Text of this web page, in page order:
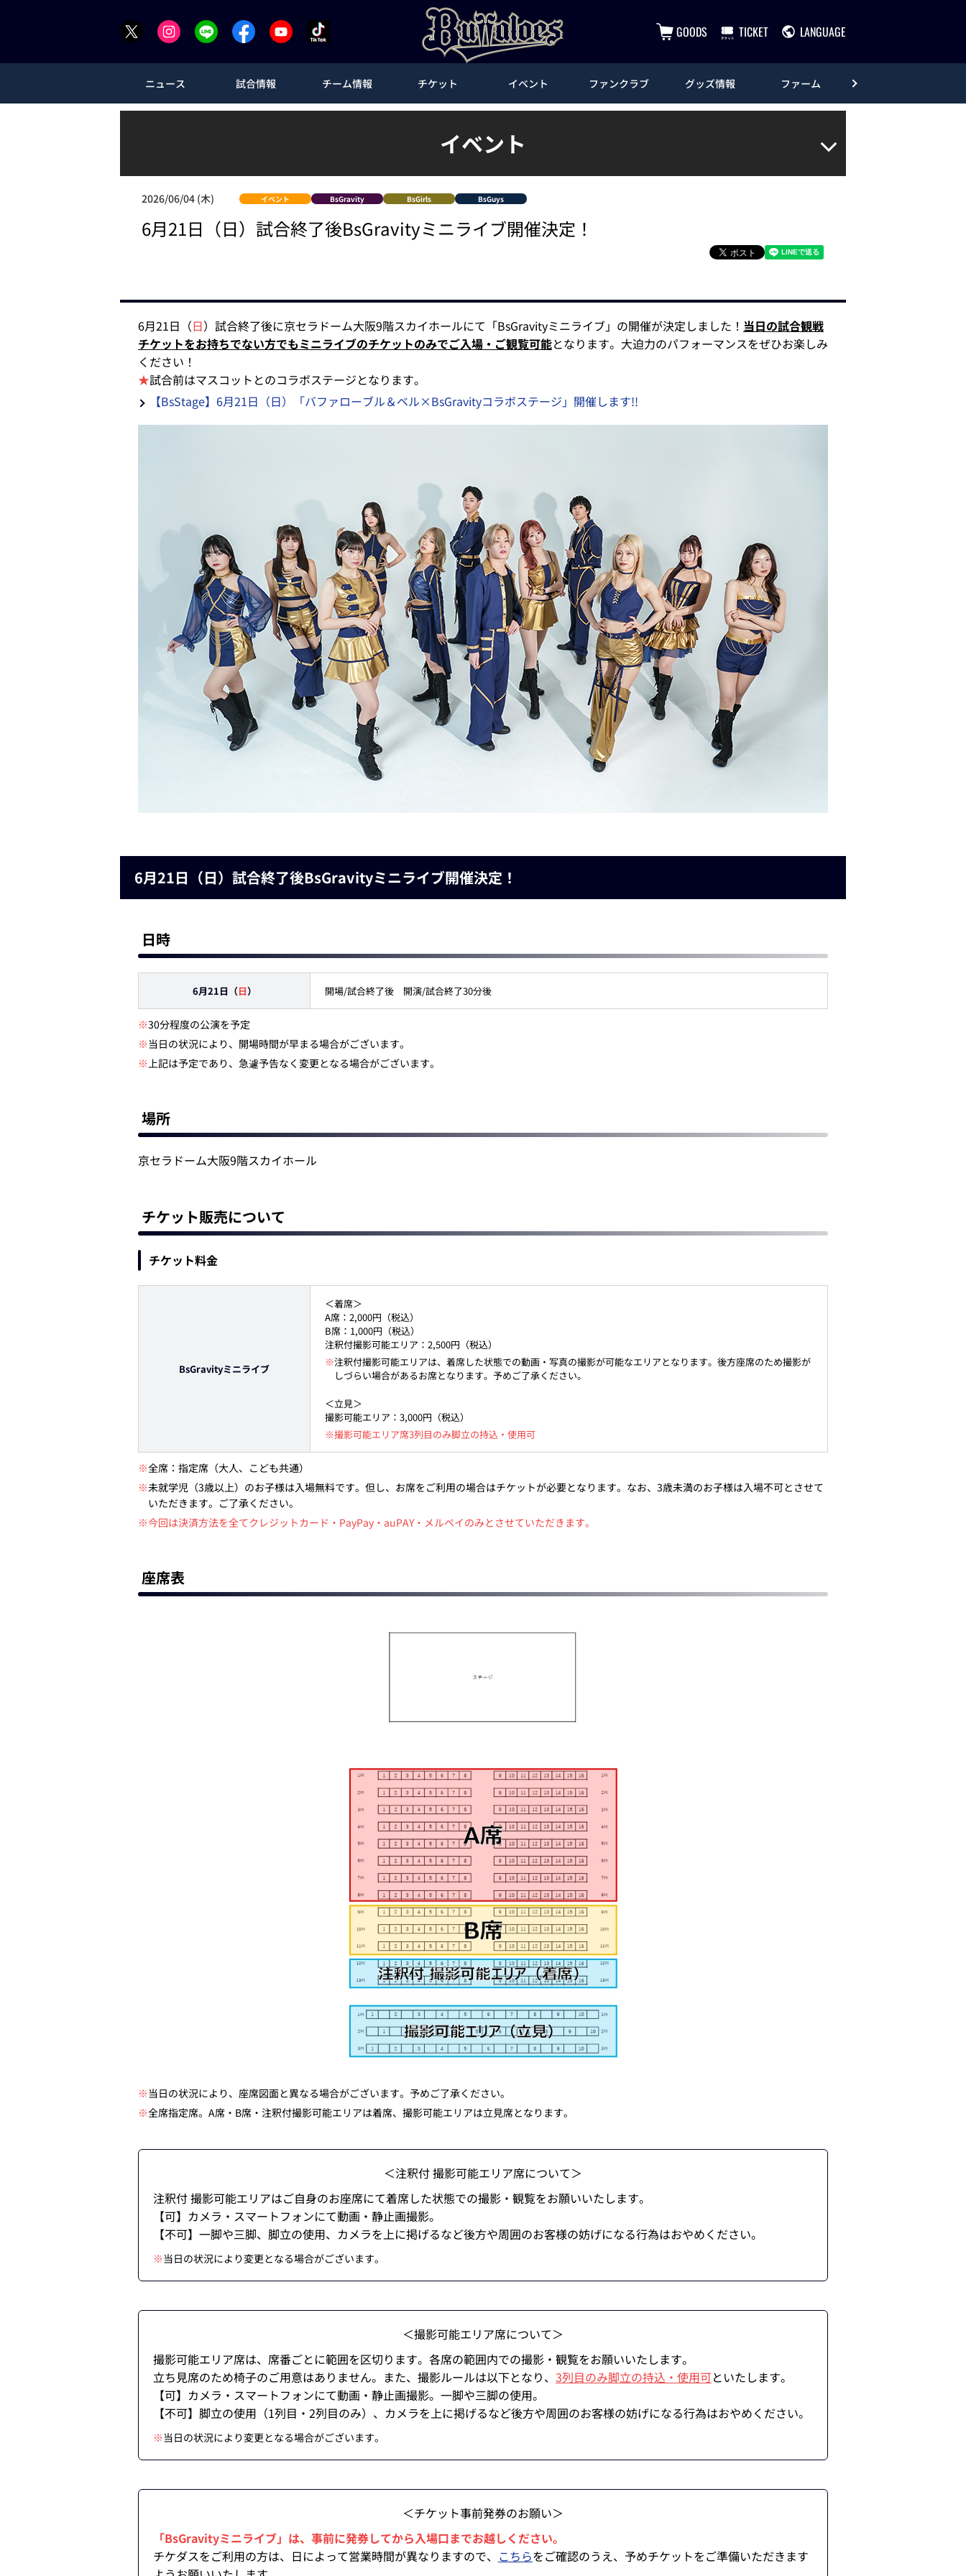
GOODS TICKET LANGUAGE
ニュース 試合情報 チーム情報 チケット イベント ファンクラブ グッズ情報 ファーム
イベント
2026/06/04 (木) イベント BsGravity BsGirls BsGuys
6月21日（日）試合終了後BsGravityミニライブ開催決定！
6月21日（日）試合終了後に京セラドーム大阪9階スカイホールにて「BsGravityミニライブ」の開催が決定しました！ 当日の試合観戦
チケットをお持ちでない方でもミニライブのチケットのみでご入場・ご観覧可能となります。大迫力のパフォーマンスをぜひお楽しみ
ください！
★試合前はマスコットとのコラボステージとなります。
【BsStage】6月21日（日）「バファローブル＆ベル×BsGravityコラボステージ」開催します!!
6月21日（日）試合終了後BsGravityミニライブ開催決定！
日時
6月21日（日） 開場/試合終了後 開演/試合終了30分後
※30分程度の公演を予定
※当日の状況により、開場時間が早まる場合がございます。
※上記は予定であり、急遽予告なく変更となる場合がございます。
場所
京セラドーム大阪9階スカイホール
チケット販売について
チケット料金
BsGravityミニライブ
＜着席＞
A席：2,000円（税込）
B席：1,000円（税込）
注釈付撮影可能エリア：2,500円（税込）
※注釈付撮影可能エリアは、着席した状態での動画・写真の撮影が可能なエリアとなります。後方座席のため撮影が
しづらい場合があるお席となります。予めご了承ください。
＜立見＞
撮影可能エリア：3,000円（税込）
※撮影可能エリア席3列目のみ脚立の持込・使用可
※全席：指定席（大人、こども共通）
※未就学児（3歳以上）のお子様は入場無料です。但し、お席をご利用の場合はチケットが必要となります。なお、3歳未満のお子様は入場不可とさせて
いただきます。ご了承ください。
※今回は決済方法を全てクレジットカード・PayPay・auPAY・メルペイのみとさせていただきます。
座席表
※当日の状況により、座席図面と異なる場合がございます。予めご了承ください。
※全席指定席。A席・B席・注釈付撮影可能エリアは着席、撮影可能エリアは立見席となります。
＜注釈付 撮影可能エリア席について＞
注釈付 撮影可能エリアはご自身のお座席にて着席した状態での撮影・観覧をお願いいたします。
【可】カメラ・スマートフォンにて動画・静止画撮影。
【不可】一脚や三脚、脚立の使用、カメラを上に掲げるなど後方や周囲のお客様の妨げになる行為はおやめください。
※当日の状況により変更となる場合がございます。
＜撮影可能エリア席について＞
撮影可能エリア席は、席番ごとに範囲を区切ります。各席の範囲内での撮影・観覧をお願いいたします。
立ち見席のため椅子のご用意はありません。また、撮影ルールは以下となり、 3列目のみ脚立の持込・使用可といたします。
【可】カメラ・スマートフォンにて動画・静止画撮影。一脚や三脚の使用。
【不可】脚立の使用（1列目・2列目のみ）、カメラを上に掲げるなど後方や周囲のお客様の妨げになる行為はおやめください。
※当日の状況により変更となる場合がございます。
＜チケット事前発券のお願い＞
「BsGravityミニライブ」は、事前に発券してから入場口までお越しください。
チケダスをご利用の方は、日によって営業時間が異なりますので、 こちらをご確認のうえ、予めチケットをご準備いただきます